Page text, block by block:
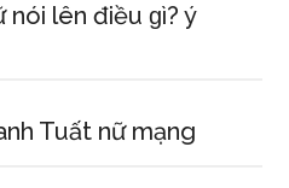
lên điều ɡì? ý
Tuất nữ mạng